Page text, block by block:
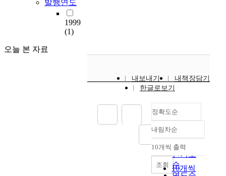
발행연도
1999
(1)
오늘 본 자료
l
y
내보내기
내책장담기
한글로보기
정확도순
정확도
순
인기도
순
내림차순
내림차순
10개씩 출력
10개씩
조회